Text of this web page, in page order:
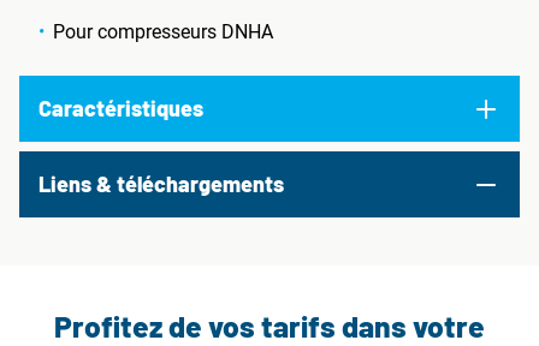
Pour compresseurs DNHA
Caractéristiques
Liens & téléchargements
Profitez de vos tarifs dans votre